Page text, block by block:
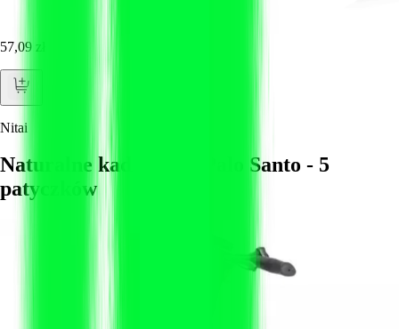
57,09 zł
Nitai
Naturalne kadzidełka Palo Santo - 5
patyczków